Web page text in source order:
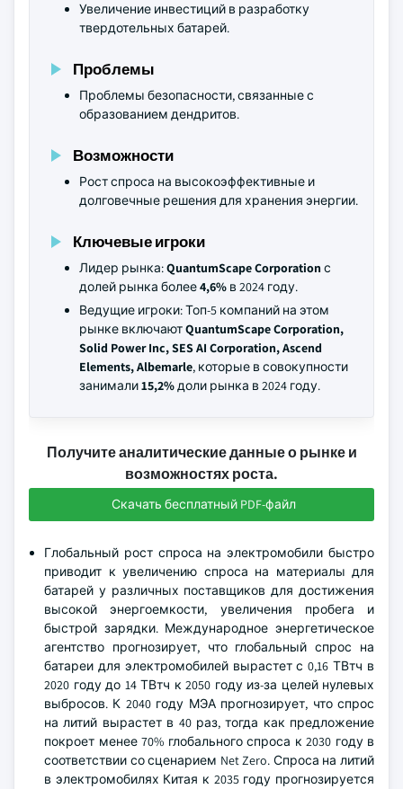
Увеличение инвестиций в разработку
твердотельных батарей.
Проблемы
Проблемы безопасности, связанные с
образованием дендритов.
Возможности
Рост спроса на высокоэффективные и
долговечные решения для хранения энергии.
Ключевые игроки
Лидер рынка:QuantumScape Corporation с
долей рынка более4,6% в 2024 году.
Ведущие игроки: Топ-5 компаний на этом
рынке включаютQuantumScape Corporation,
Solid Power Inc, SES AI Corporation, Ascend
Elements, Albemarle, которые в совокупности
занимали15,2%доли рынка в 2024 году.
Получите аналитические данные о рынке и
возможностях роста.
Скачать бесплатный PDF-файл
Глобальный рост спроса на электромобили быстро
приводит к увеличению спроса на материалы для
батарей у различных поставщиков для достижения
высокой энергоемкости, увеличения пробега и
быстрой зарядки. Международное энергетическое
агентство прогнозирует, что глобальный спрос на
батареи для электромобилей вырастет с 0,16 ТВтч в
2020 году до 14 ТВтч к 2050 году из-за целей нулевых
выбросов. К 2040 году МЭА прогнозирует, что спрос
на литий вырастет в 40 раз, тогда как предложение
покроет менее 70% глобального спроса к 2030 году в
соответствии со сценарием Net Zero. Спроса на литий
в электромобилях Китая к 2035 году прогнозируется